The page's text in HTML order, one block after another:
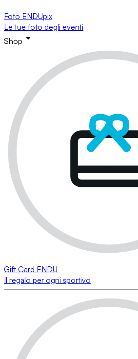
Foto ENDUpix
Le tue foto degli eventi
Shop
Gift Card ENDU
Il regalo per ogni sportivo